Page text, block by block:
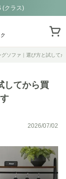
(クラス)
グソファ｜選び方と試して
してから買
2026/07/02